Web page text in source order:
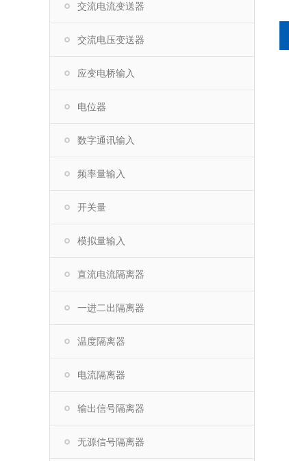
交流电流变送器
交流电压变送器
应变电桥输入
电位器
数字通讯输入
频率量输入
开关量
模拟量输入
直流电流隔离器
一进二出隔离器
温度隔离器
电流隔离器
输出信号隔离器
无源信号隔离器